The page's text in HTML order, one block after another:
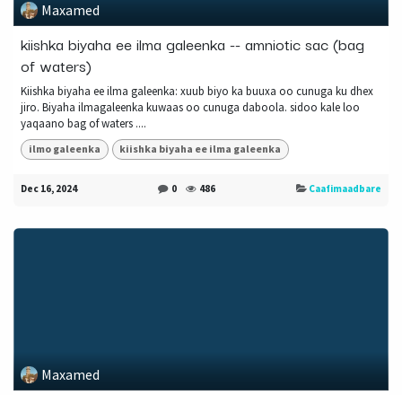
Maxamed
kiishka biyaha ee ilma galeenka -- amniotic sac (bag
of waters)
Kiishka biyaha ee ilma galeenka: xuub biyo ka buuxa oo cunuga ku dhex
jiro. Biyaha ilmagaleenka kuwaas oo cunuga daboola. sidoo kale loo
yaqaano bag of waters ....
ilmo galeenka kiishka biyaha ee ilma galeenka
Dec 16, 2024 0 486 Caafimaadbare
Maxamed